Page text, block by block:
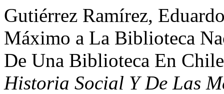
Gutiérrez Ramírez,
Máximo a La Biblioteca
De Una Biblioteca En
Historia Social Y De Las